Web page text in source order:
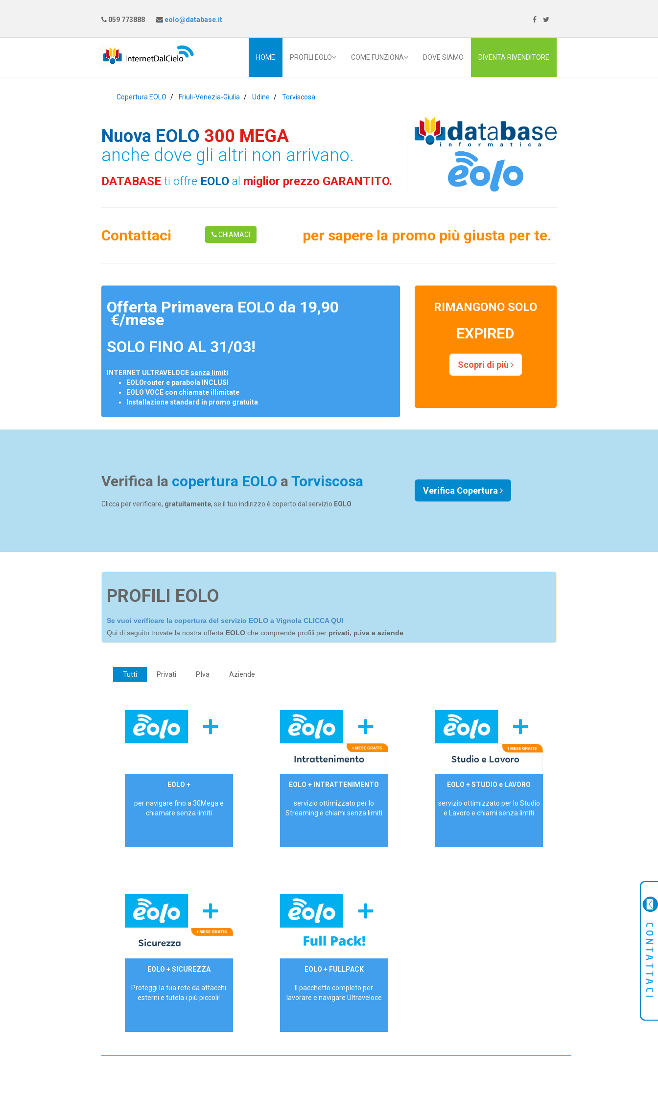
059 773888 eolo@database.it
HOME PROFILI EOLO COME FUNZIONA DOVE SIAMO DIVENTA RIVENDITORE
Copertura EOLO Friuli-Venezia-Giulia Udine Torviscosa
Nuova EOLO 300 MEGA
anche dove gli altri non arrivano.
DATABASE ti offre EOLO al miglior prezzo GARANTITO.
Contattaci CHIAMACI per sapere la promo più giusta per te.
Offerta Primavera EOLO da 19,90
€/mese
SOLO FINO AL 31/03!
INTERNET ULTRAVELOCE senza limiti
EOLOrouter e parabola INCLUSI
EOLO VOCE con chiamate illimitate
Installazione standard in promo gratuita
RIMANGONO SOLO
EXPIRED
Scopri di più
Verifica la copertura EOLO a Torviscosa
Clicca per verificare, gratuitamente, se il tuo indirizzo è coperto dal servizio EOLO
Verifica Copertura
PROFILI EOLO
Se vuoi verificare la copertura del servizio EOLO a Vignola CLICCA QUI
Qui di seguito trovate la nostra offerta EOLO che comprende profili per privati, p.iva e aziende
Tutti Privati P.Iva Aziende
€ 24,90/meseEOLO +
per navigare fino a 30Mega e
chiamare senza limiti
29,90€/mese
EOLO + INTRATTENIMENTO
servizio ottimizzato per lo
Streaming e chiami senza limiti
29,90€/mese
EOLO + STUDIO e LAVORO
servizio ottimizzato per lo Studio
e Lavoro e chiami senza limiti
29,90€/mese
EOLO + SICUREZZA
Proteggi la tua rete da attacchi
esterni e tutela i più piccoli!
34,90 €/meseEOLO + FULLPACK
Il pacchetto completo per
lavorare e navigare Ultraveloce